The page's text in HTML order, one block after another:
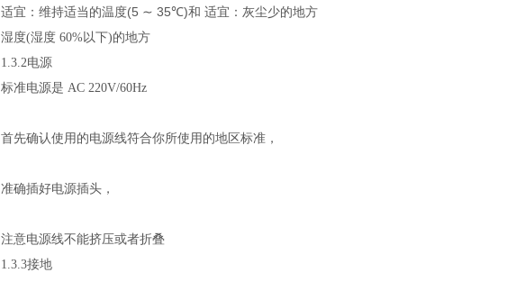
适宜：维持适当的温度(5 ∼ 35℃)和 适宜：灰尘少的地方
湿度(湿度 60%以下)的地方
1.3.2电源
标准电源是 AC 220V/60Hz
首先确认使用的电源线符合你所使用的地区标准，
准确插好电源插头，
注意电源线不能挤压或者折叠
1.3.3接地